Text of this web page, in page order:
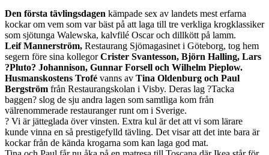
Den första tävlingsdagen kämpade sex av landets mest erfarna
kockar om vem som var bäst på att laga till tre verkliga krogklassiker
som sjötunga Walewska, kalvfilé Oscar och dillkött på lamm.
Leif Mannerström, Restaurang Sjömagasinet i Göteborg, tog hem
segern före sina kollegorCrister Svantesson, Björn Halling, Lars
?Pluto? Johannison, Gunnar Forsell och Wilhelm Pieplow.
Husmanskostens Trofé vanns av Tina Oldenburg och Paul
Bergström från Restaurangskolan i Visby. Deras lag ?Tacka
baggen? slog de sju andra lagen som samtliga kom från
välrenommerade restauranger runt om i Sverige.
? Vi är jätteglada över vinsten. Extra kul är det att vi som lärare
kunde vinna en så prestigefylld tävling. Det visar att det inte bara är
kockar från de kända krogarna som kan laga god mat.